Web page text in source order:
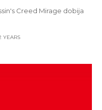
Creed Mirage dobija
YEARS